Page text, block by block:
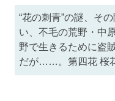
“花の刺青”の謎、そ
い、不毛の荒野・中
野で生きるために盗
だが……。第四花 桜